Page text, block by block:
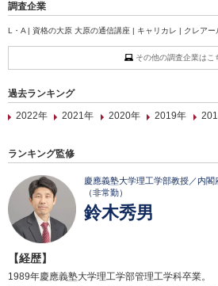
調査企業
L・A | 資格の大原 大原の通信講座 | キャリカレ | クレアー
その他の調査企業はこ
過去ランキング
2022年
2021年 2020年 2019年
ランキング監修
慶應義塾大学理工学部教授／内
（非常勤）
鈴木秀男
【経歴】
1989年慶應義塾大学理工学部管理工学科卒業。